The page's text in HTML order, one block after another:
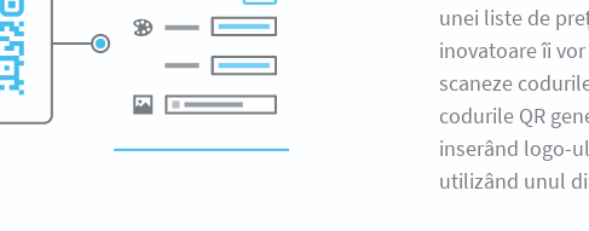
unei liste de
inovatoare îi
scaneze
codurile QR
inserând logo-
utilizând unul